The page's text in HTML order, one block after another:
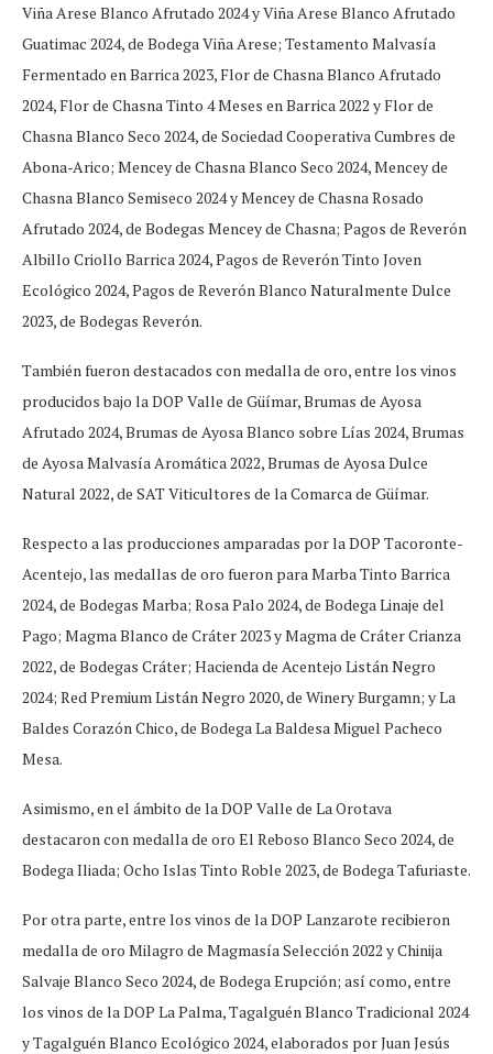
Viña Arese Blanco Afrutado 2024 y Viña Arese Blanco Afrutado
Guatimac 2024, de Bodega Viña Arese; Testamento Malvasía
Fermentado en Barrica 2023, Flor de Chasna Blanco Afrutado
2024, Flor de Chasna Tinto 4 Meses en Barrica 2022 y Flor de
Chasna Blanco Seco 2024, de Sociedad Cooperativa Cumbres de
Abona-Arico; Mencey de Chasna Blanco Seco 2024, Mencey de
Chasna Blanco Semiseco 2024 y Mencey de Chasna Rosado
Afrutado 2024, de Bodegas Mencey de Chasna; Pagos de Reverón
Albillo Criollo Barrica 2024, Pagos de Reverón Tinto Joven
Ecológico 2024, Pagos de Reverón Blanco Naturalmente Dulce
2023, de Bodegas Reverón.
También fueron destacados con medalla de oro, entre los vinos
producidos bajo la DOP Valle de Güímar, Brumas de Ayosa
Afrutado 2024, Brumas de Ayosa Blanco sobre Lías 2024, Brumas
de Ayosa Malvasía Aromática 2022, Brumas de Ayosa Dulce
Natural 2022, de SAT Viticultores de la Comarca de Güímar.
Respecto a las producciones amparadas por la DOP Tacoronte-
Acentejo, las medallas de oro fueron para Marba Tinto Barrica
2024, de Bodegas Marba; Rosa Palo 2024, de Bodega Linaje del
Pago; Magma Blanco de Cráter 2023 y Magma de Cráter Crianza
2022, de Bodegas Cráter; Hacienda de Acentejo Listán Negro
2024; Red Premium Listán Negro 2020, de Winery Burgamn; y La
Baldes Corazón Chico, de Bodega La Baldesa Miguel Pacheco
Mesa.
Asimismo, en el ámbito de la DOP Valle de La Orotava
destacaron con medalla de oro El Reboso Blanco Seco 2024, de
Bodega Iliada; Ocho Islas Tinto Roble 2023, de Bodega Tafuriaste.
Por otra parte, entre los vinos de la DOP Lanzarote recibieron
medalla de oro Milagro de Magmasía Selección 2022 y Chinija
Salvaje Blanco Seco 2024, de Bodega Erupción; así como, entre
los vinos de la DOP La Palma, Tagalguén Blanco Tradicional 2024
y Tagalguén Blanco Ecológico 2024, elaborados por Juan Jesús